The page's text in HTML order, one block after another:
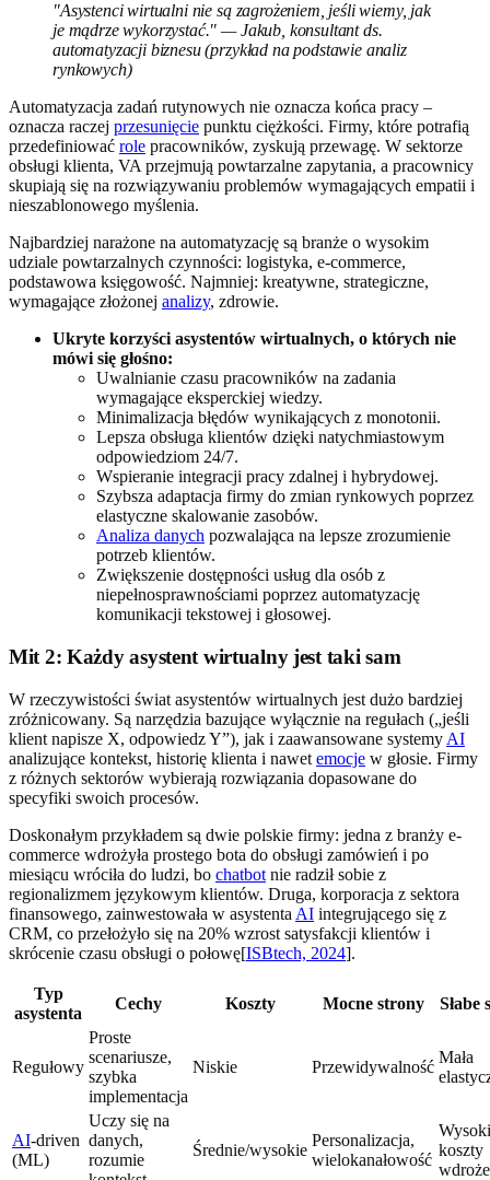
"Asystenci wirtualni nie są zagrożeniem, jeśli wiemy, jak
je mądrze wykorzystać." — Jakub, konsultant ds.
automatyzacji biznesu (przykład na podstawie analiz
rynkowych)
Automatyzacja zadań rutynowych nie oznacza końca pracy –
oznacza raczej przesunięcie punktu ciężkości. Firmy, które potrafią
przedefiniować role pracowników, zyskują przewagę. W sektorze
obsługi klienta, VA przejmują powtarzalne zapytania, a pracownicy
skupiają się na rozwiązywaniu problemów wymagających empatii i
nieszablonowego myślenia.
Najbardziej narażone na automatyzację są branże o wysokim
udziale powtarzalnych czynności: logistyka, e-commerce,
podstawowa księgowość. Najmniej: kreatywne, strategiczne,
wymagające złożonej analizy, zdrowie.
Ukryte korzyści asystentów wirtualnych, o których nie
mówi się głośno:
Uwalnianie czasu pracowników na zadania
wymagające eksperckiej wiedzy.
Minimalizacja błędów wynikających z monotonii.
Lepsza obsługa klientów dzięki natychmiastowym
odpowiedziom 24/7.
Wspieranie integracji pracy zdalnej i hybrydowej.
Szybsza adaptacja firmy do zmian rynkowych poprzez
elastyczne skalowanie zasobów.
Analiza danych pozwalająca na lepsze zrozumienie
potrzeb klientów.
Zwiększenie dostępności usług dla osób z
niepełnosprawnościami poprzez automatyzację
komunikacji tekstowej i głosowej.
Mit 2: Każdy asystent wirtualny jest taki sam
W rzeczywistości świat asystentów wirtualnych jest dużo bardziej
zróżnicowany. Są narzędzia bazujące wyłącznie na regułach („jeśli
klient napisze X, odpowiedz Y”), jak i zaawansowane systemy AI
analizujące kontekst, historię klienta i nawet emocje w głosie. Firmy
z różnych sektorów wybierają rozwiązania dopasowane do
specyfiki swoich procesów.
Doskonałym przykładem są dwie polskie firmy: jedna z branży e-
commerce wdrożyła prostego bota do obsługi zamówień i po
miesiącu wróciła do ludzi, bo chatbot nie radził sobie z
regionalizmem językowym klientów. Druga, korporacja z sektora
finansowego, zainwestowała w asystenta AI integrującego się z
CRM, co przełożyło się na 20% wzrost satysfakcji klientów i
skrócenie czasu obsługi o połowę[ISBtech, 2024].
Typ
asystenta
Cechy Koszty Mocne strony Słabe
Regułowy
Proste
scenariusze,
szybka
implementacja
Niskie Przewidywalność
Mała
AI-driven
(ML)
Uczy się na
danych,
rozumie
Średnie/wysokie
Personalizacja,
wielokanałowość
koszty